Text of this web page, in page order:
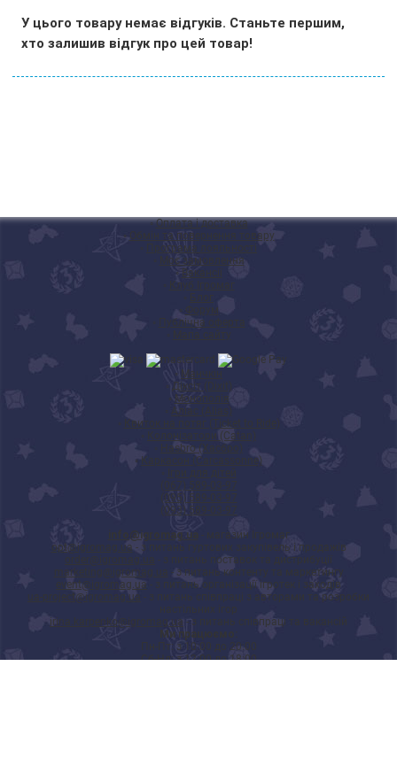
У цього товару немає відгуків. Станьте першим,
хто залишив відгук про цей товар!
◦Оплата і доставка
◦ Обмін та повернення товару
Програма лояльності
Моє замовлення
◦ Вакансії
Клуб Ігромаг
Блог
◦ Форум
Публічна оферта
Мапа сайту
◦ Манчкін
◦ Діксіт (Dixit)
◦ Монополія
Аліас (Alias)
Квиток на потяг (Ticket to Ride)
Колонізатори (Catan)
Hasbro (Хасбро)
◦ Каркасон (Carcassonne)
Ігри для дітей
(067) 589-03-97
(095) 589-03-97
(093) 589-03-97
info@igromag.ua - магазин Ігромаг
opt@igromag.ua - з питань гуртових закупівель і продажів
order@igromag.ua - з питань поставок та дистрибуції
marketing@igromag.ua - з питань контенту та маркетингу
event@igromag.ua - з питань організації ігротек і заходів
ua-project@igromag.ua - з питань співпраці з авторами та розробки
настільних ігор
irina.karpenko@igromag.ua - з питань співпраці та вакансій
Ми працюємо:
Пн-Пт: з 10:00 до 20:00
Сб-Нд: з 12:00 до 18:00